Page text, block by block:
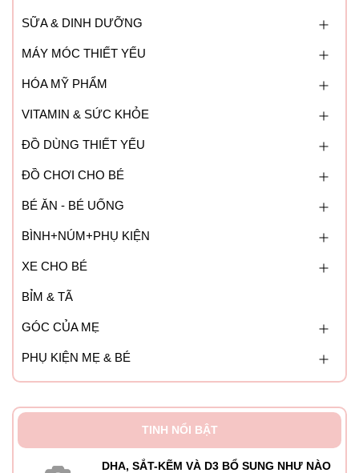
SỮA & DINH DƯỠNG
MÁY MÓC THIẾT YẾU
HÓA MỸ PHẨM
VITAMIN & SỨC KHỎE
ĐỒ DÙNG THIẾT YẾU
ĐỒ CHƠI CHO BÉ
BÉ ĂN - BÉ UỐNG
BÌNH+NÚM+PHỤ KIỆN
XE CHO BÉ
BỈM & TÃ
GÓC CỦA MẸ
PHỤ KIỆN MẸ & BÉ
TINH NỔI BẬT
DHA, SẮT-KẼM VÀ D3 BỔ SUNG NHƯ NÀO